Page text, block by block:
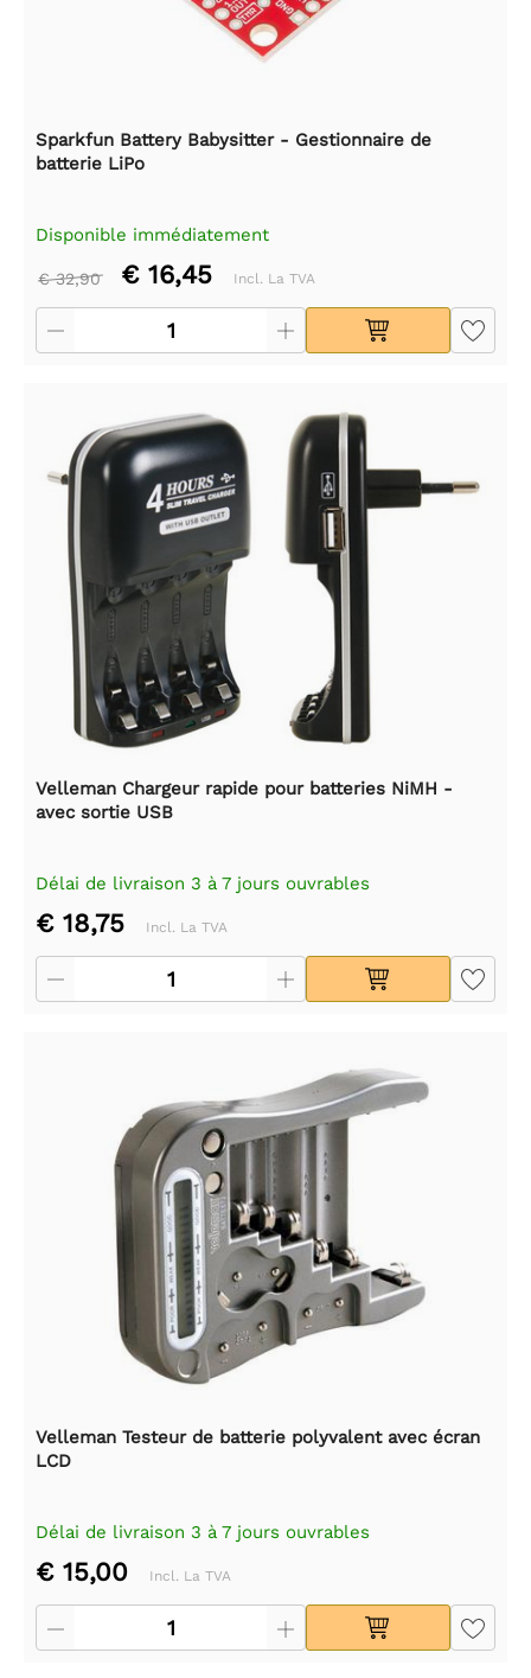
Sparkfun Battery Babysitter - Gestionnaire de
batterie LiPo
Disponible immédiatement
€ 32,90 € 16,45 Incl. La TVA
Velleman Chargeur rapide pour batteries NiMH -
avec sortie USB
Délai de livraison 3 à 7 jours ouvrables
€ 18,75 Incl. La TVA
Velleman Testeur de batterie polyvalent avec écran
LCD
Délai de livraison 3 à 7 jours ouvrables
€ 15,00 Incl. La TVA